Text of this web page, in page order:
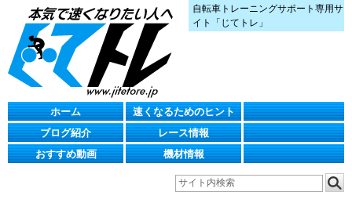
自転車トレーニングサポート専用サ
イト「じてトレ」
ホーム
速くなるためのヒント
ブログ紹介
レース情報
おすすめ動画
機材情報